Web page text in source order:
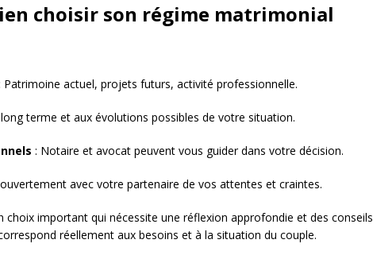
choisir son régime matrimonial
Patrimoine actuel, projets futurs, activité professionnelle.
terme et aux évolutions possibles de votre situation.
: Notaire et avocat peuvent vous guider dans votre décision.
avec votre partenaire de vos attentes et craintes.
choix important qui nécessite une réflexion approfondie et des conseils
réellement aux besoins et à la situation du couple.